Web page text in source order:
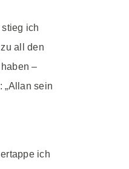
ich
all den
–
„Allan sein
ich